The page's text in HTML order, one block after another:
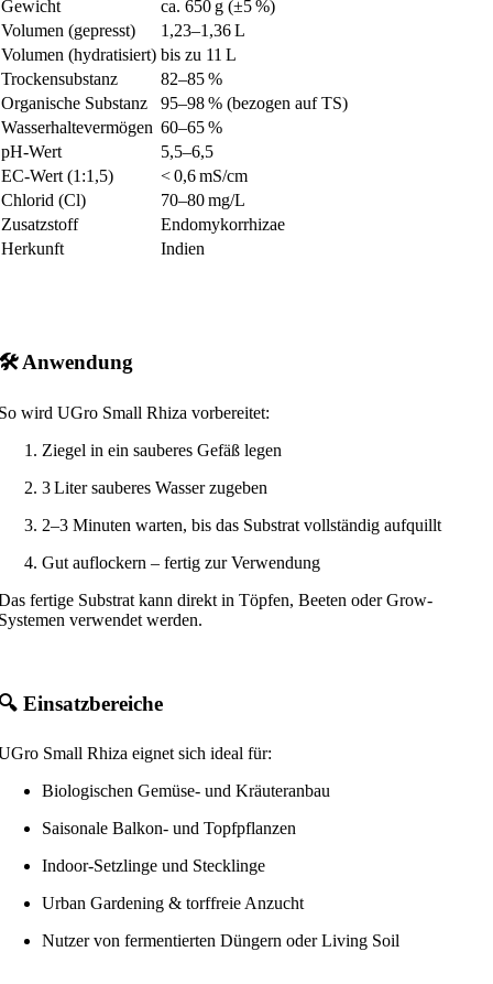
Gewicht
ca. 650 g (±5 %)
Volumen (gepresst)
1,23–1,36 L
Volumen (hydratisiert) bis zu 11 L
Trockensubstanz
82–85 %
Organische Substanz
95–98 % (bezogen auf TS)
Wasserhaltevermögen 60–65 %
pH-Wert
5,5–6,5
EC-Wert (1:1,5)
< 0,6 mS/cm
Chlorid (Cl)
70–80 mg/L
Zusatzstoff
Endomykorrhizae
Herkunft
Indien
Anwendung
wird UGro Small Rhiza vorbereitet:
Ziegel in ein sauberes Gefäß legen
3 Liter sauberes Wasser zugeben
2–3 Minuten warten, bis das Substrat vollständig aufquillt
Gut auflockern – fertig zur Verwendung
fertige Substrat kann direkt in Töpfen, Beeten oder Grow-
verwendet werden.
Einsatzbereiche
Small Rhiza eignet sich ideal für:
Biologischen Gemüse- und Kräuteranbau
Saisonale Balkon- und Topfpflanzen
Indoor-Setzlinge und Stecklinge
Urban Gardening & torffreie Anzucht
Nutzer von fermentierten Düngern oder Living Soil